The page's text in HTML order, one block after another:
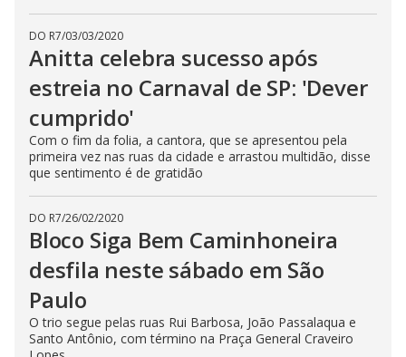
DO R7/03/03/2020
Anitta celebra sucesso após
estreia no Carnaval de SP: 'Dever
cumprido'
Com o fim da folia, a cantora, que se apresentou pela
primeira vez nas ruas da cidade e arrastou multidão, disse
que sentimento é de gratidão
DO R7/26/02/2020
Bloco Siga Bem Caminhoneira
desfila neste sábado em São
Paulo
O trio segue pelas ruas Rui Barbosa, João Passalaqua e
Santo Antônio, com término na Praça General Craveiro